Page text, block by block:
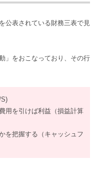
公表されている財務三表で見
」をおこなっており、その行
用を引けば利益（損益計算
を把握する（キャッシュフ